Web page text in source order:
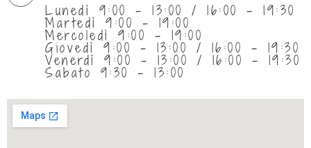
Lunedì 9:00 - 13:00 / 16:00 - 19:30
Martedì 9:00 - 19:00
Mercoledì 9:00 - 19:00
Giovedì 9:00 - 13:00 / 16:00 - 19:30
Venerdì 9:00 - 13:00 / 16:00 - 19:30
Sabato 9:30 - 13:00